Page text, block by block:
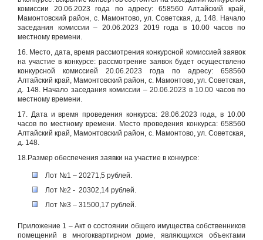
комиссии 20.06.2023 года по адресу: 658560 Алтайский край,
Мамонтовский район, с. Мамонтово, ул. Советская, д. 148. Начало
заседания комиссии – 20.06.2023 2019 года в 10.00 часов по
местному времени.
16. Место, дата, время рассмотрения конкурсной комиссией заявок
на участие в конкурсе: рассмотрение заявок будет осуществлено
конкурсной комиссией 20.06.2023 года по адресу: 658560
Алтайский край, Мамонтовский район, с. Мамонтово, ул. Советская,
д. 148. Начало заседания комиссии – 20.06.2023 в 10.00 часов по
местному времени.
17. Дата и время проведения конкурса: 28.06.2023 года, в 10.00
часов по местному времени. Место проведения конкурса: 658560
Алтайский край, Мамонтовский район, с. Мамонтово, ул. Советская,
д. 148.
18.Размер обеспечения заявки на участие в конкурсе:
Лот №1 – 20271,5 рублей.
Лот №2 - 20302,14 рублей.
Лот №3 – 31500,17 рублей.
Приложение 1 – Акт о состоянии общего имущества собственников
помещений в многоквартирном доме, являющихся объектами